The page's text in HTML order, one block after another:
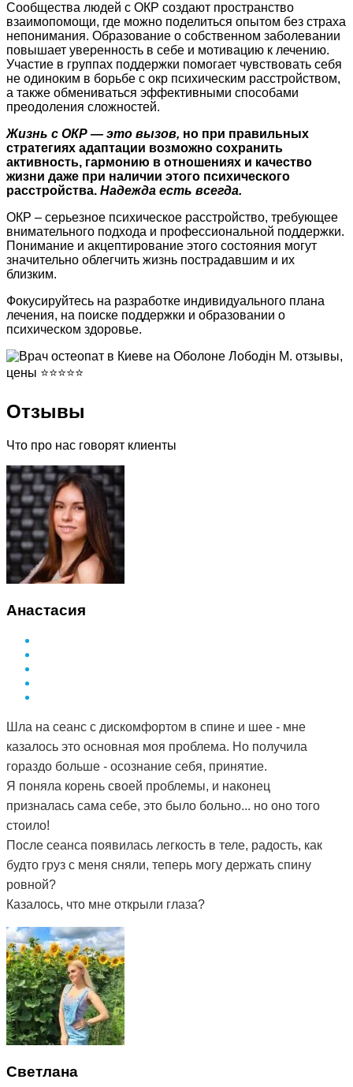
Cообщества людей с ОКР создают пространство
взаимопомощи, где можно поделиться опытом без страха
непонимания. Образование о собственном заболевании
повышает уверенность в себе и мотивацию к лечению.
Участие в группах поддержки помогает чувствовать себя
не одиноким в борьбе с окр психическим расстройством,
а также обмениваться эффективными способами
преодоления сложностей.
Жизнь с ОКР — это вызов, но при правильных
стратегиях адаптации возможно сохранить
активность, гармонию в отношениях и качество
жизни даже при наличии этого психического
расстройства. Надежда есть всегда.
ОКР – серьезное психическое расстройство, требующее
внимательного подхода и профессиональной поддержки.
Понимание и акцептирование этого состояния могут
значительно облегчить жизнь пострадавшим и их
близким.
Фокусируйтесь на разработке индивидуального плана
лечения, на поиске поддержки и образовании о
психическом здоровье.
Отзывы
Что про нас говорят клиенты
Анастасия
Шла на сеанс с дискомфортом в спине и шее - мне
казалось это основная моя проблема. Но получила
гораздо больше - осознание себя, принятие.
Я поняла корень своей проблемы, и наконец
призналась сама себе, это было больно... но оно того
стоило!
После сеанса появилась легкость в теле, радость, как
будто груз с меня сняли, теперь могу держать спину
ровной?
Казалось, что мне открыли глаза?
Светлана